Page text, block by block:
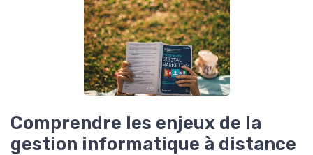
Comprendre les enjeux de la
gestion informatique à distance